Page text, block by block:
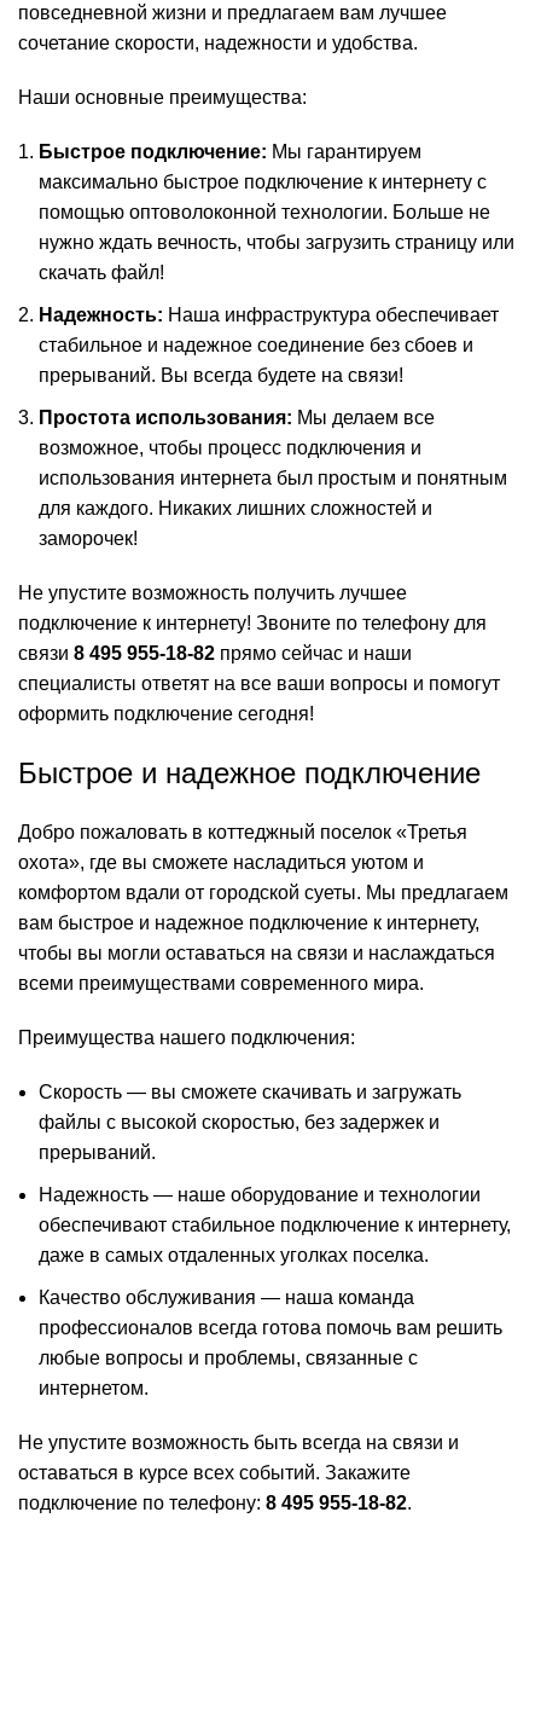
повседневной жизни и предлагаем вам лучшее
сочетание скорости, надежности и удобства.
Наши основные преимущества:
Быстрое подключение: Мы гарантируем
максимально быстрое подключение к интернету с
помощью оптоволоконной технологии. Больше не
нужно ждать вечность, чтобы загрузить страницу или
скачать файл!
Надежность: Наша инфраструктура обеспечивает
стабильное и надежное соединение без сбоев и
прерываний. Вы всегда будете на связи!
Простота использования: Мы делаем все
возможное, чтобы процесс подключения и
использования интернета был простым и понятным
для каждого. Никаких лишних сложностей и
заморочек!
Не упустите возможность получить лучшее
подключение к интернету! Звоните по телефону для
связи 8 495 955-18-82 прямо сейчас и наши
специалисты ответят на все ваши вопросы и помогут
оформить подключение сегодня!
Быстрое и надежное подключение
Добро пожаловать в коттеджный поселок «Третья
охота», где вы сможете насладиться уютом и
комфортом вдали от городской суеты. Мы предлагаем
вам быстрое и надежное подключение к интернету,
чтобы вы могли оставаться на связи и наслаждаться
всеми преимуществами современного мира.
Преимущества нашего подключения:
Скорость — вы сможете скачивать и загружать
файлы с высокой скоростью, без задержек и
прерываний.
Надежность — наше оборудование и технологии
обеспечивают стабильное подключение к интернету,
даже в самых отдаленных уголках поселка.
Качество обслуживания — наша команда
профессионалов всегда готова помочь вам решить
любые вопросы и проблемы, связанные с
интернетом.
Не упустите возможность быть всегда на связи и
оставаться в курсе всех событий. Закажите
подключение по телефону: 8 495 955-18-82.